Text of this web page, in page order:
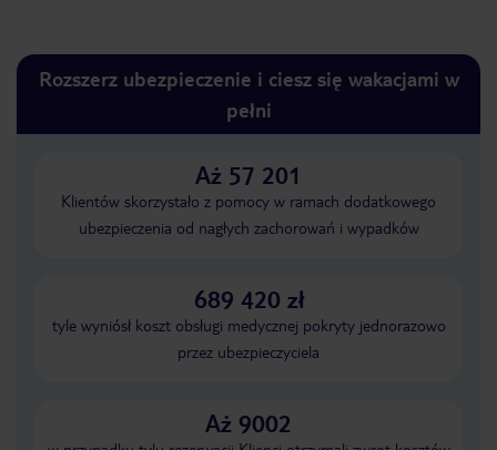
Rozszerz ubezpieczenie i ciesz się wakacjami w
pełni
Aż 57 201
Klientów skorzystało z pomocy w ramach dodatkowego
ubezpieczenia od nagłych zachorowań i wypadków
689 420 zł
tyle wyniósł koszt obsługi medycznej pokryty jednorazowo
przez ubezpieczyciela
Aż 9002